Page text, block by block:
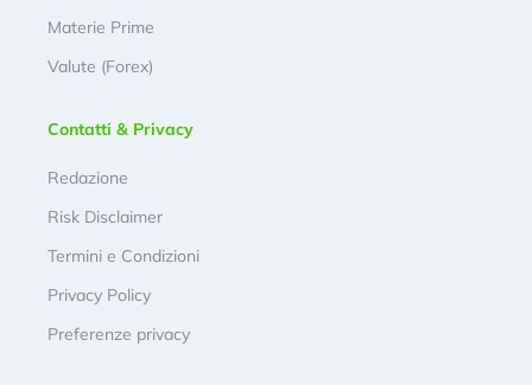
Materie Prime
Valute (Forex)
Contatti & Privacy
Redazione
Risk Disclaimer
Termini e Condizioni
Privacy Policy
Preferenze privacy